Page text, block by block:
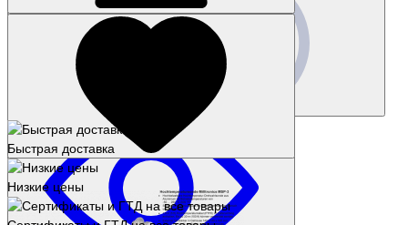
Запросить цену
Быстрая доставка
Низкие цены